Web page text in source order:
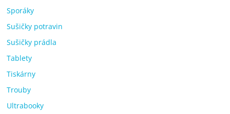
Sporáky
Sušičky potravin
Sušičky prádla
Tablety
Tiskárny
Trouby
Ultrabooky